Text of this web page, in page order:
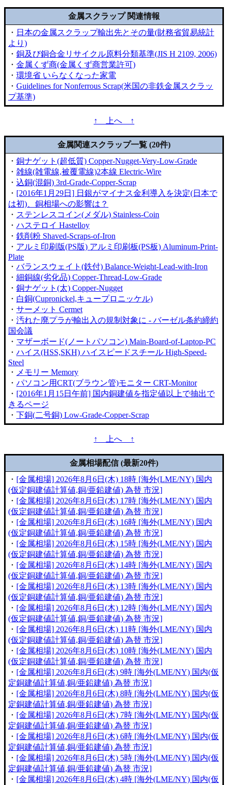
金属スクラップ 関連情報
・ 日本の金属スクラップ輸出先とその量(財務省貿易統計
より)
・ 銅及び銅合金リサイクル原料分類基準(JIS H 2109, 2006)
・ 金属くず商(金属くず商営業許可)
・ 環境省 いらなくなった家電
・ Guidelines for Nonferrous Scrap(米国の非鉄金属スクラッ
プ基準)
↑ 上へ ↑
金属関連スクラップ一覧 (20件)
・ 銅ナゲット(超低質) Copper-Nugget-Very-Low-Grade
・ 雑線(雑電線,被覆電線)2本線 Electric-Wire
・ 込銅(混銅) 3rd-Grade-Copper-Scrap
・ [2016年1月29日] 日銀がマイナス金利導入を決定(日本で
は初)、銅相場への影響は？
・ ステンレスコイン(メダル) Stainless-Coin
・ ハステロイ Hastelloy
・ 鉄削粉 Shaved-Scraps-of-Iron
・ アルミ印刷版(PS版) アルミ印刷板(PS板) Aluminum-Print-
Plate
・ バランスウェイト(鉄付) Balance-Weight-Lead-with-Iron
・ 細銅線(劣化品) Copper-Thread-Low-Grade
・ 銅ナゲット(太) Copper-Nugget
・ 白銅(Cupronickel,キュープロニッケル)
・ サーメット Cermet
・ 汚れた廃プラが輸出入の規制対象に - バーゼル条約締約
国会議
・ マザーボード(ノートパソコン) Main-Board-of-Laptop-PC
・ ハイス(HSS,SKH) ハイスピードスチール High-Speed-
Steel
・ メモリー Memory
・ パソコン用CRT(ブラウン管)モニター CRT-Monitor
・ [2016年1月15日午前] 国内銅建値を指定値以上で抽出で
きるページ
・ 下銅(二号銅) Low-Grade-Copper-Scrap
↑ 上へ ↑
金属相場配信 (最新20件)
・ [金属相場] 2026年8月6日(木) 18時 [海外(LME/NY) 国内
(仮定銅建値計算値,銅/亜鉛建値) 為替 市況]
・ [金属相場] 2026年8月6日(木) 17時 [海外(LME/NY) 国内
(仮定銅建値計算値,銅/亜鉛建値) 為替 市況]
・ [金属相場] 2026年8月6日(木) 16時 [海外(LME/NY) 国内
(仮定銅建値計算値,銅/亜鉛建値) 為替 市況]
・ [金属相場] 2026年8月6日(木) 15時 [海外(LME/NY) 国内
(仮定銅建値計算値,銅/亜鉛建値) 為替 市況]
・ [金属相場] 2026年8月6日(木) 14時 [海外(LME/NY) 国内
(仮定銅建値計算値,銅/亜鉛建値) 為替 市況]
・ [金属相場] 2026年8月6日(木) 13時 [海外(LME/NY) 国内
(仮定銅建値計算値,銅/亜鉛建値) 為替 市況]
・ [金属相場] 2026年8月6日(木) 12時 [海外(LME/NY) 国内
(仮定銅建値計算値,銅/亜鉛建値) 為替 市況]
・ [金属相場] 2026年8月6日(木) 11時 [海外(LME/NY) 国内
(仮定銅建値計算値,銅/亜鉛建値) 為替 市況]
・ [金属相場] 2026年8月6日(木) 10時 [海外(LME/NY) 国内
(仮定銅建値計算値,銅/亜鉛建値) 為替 市況]
・ [金属相場] 2026年8月6日(木) 9時 [海外(LME/NY) 国内(仮
定銅建値計算値,銅/亜鉛建値) 為替 市況]
・ [金属相場] 2026年8月6日(木) 8時 [海外(LME/NY) 国内(仮
定銅建値計算値,銅/亜鉛建値) 為替 市況]
・ [金属相場] 2026年8月6日(木) 7時 [海外(LME/NY) 国内(仮
定銅建値計算値,銅/亜鉛建値) 為替 市況]
・ [金属相場] 2026年8月6日(木) 6時 [海外(LME/NY) 国内(仮
定銅建値計算値,銅/亜鉛建値) 為替 市況]
・ [金属相場] 2026年8月6日(木) 5時 [海外(LME/NY) 国内(仮
定銅建値計算値,銅/亜鉛建値) 為替 市況]
・ [金属相場] 2026年8月6日(木) 4時 [海外(LME/NY) 国内(仮